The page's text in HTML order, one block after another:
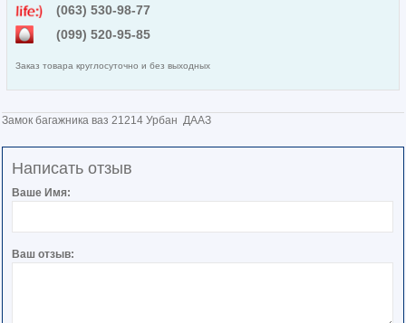
(063) 530-98-77
(099) 520-95-85
Заказ товара круглосуточно и без выходных
Замок багажника ваз 21214 Урбан ДААЗ
Написать отзыв
Ваше Имя:
Ваш отзыв: